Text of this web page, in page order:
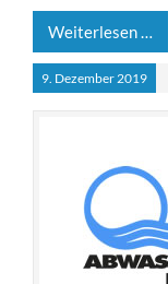
Weiterlesen …
9. Dezember 2019
elit.